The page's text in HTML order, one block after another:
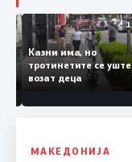
12:50
и
Казни има, но
тротинетите се
возат деца
МАКЕДОНИЈА